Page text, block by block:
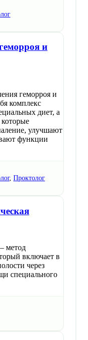
и
геморроя и
комплекс
диет, а
улучшают
функции
, Проктолог
метод
включает в
через
специального